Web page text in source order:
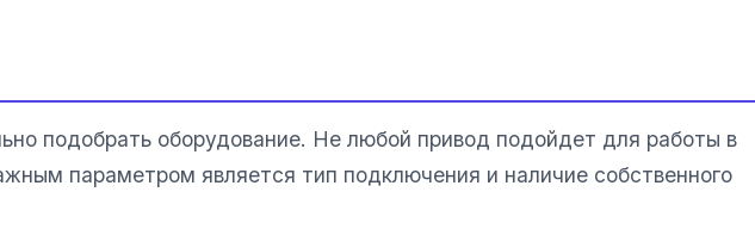
подобрать оборудование. Не любой привод подойдет для работы в
параметром является тип подключения и наличие собственного